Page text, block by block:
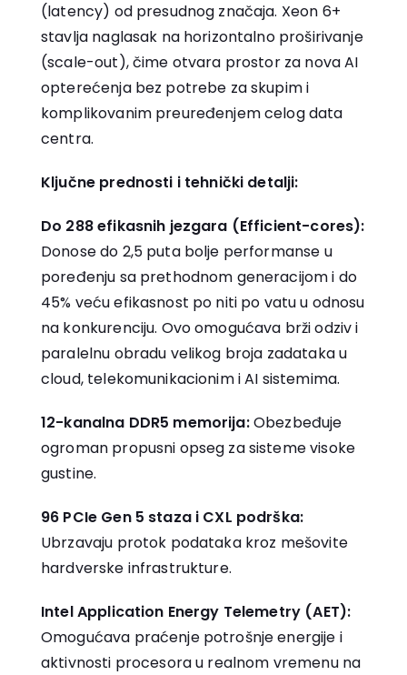
(latency) od presudnog značaja. Xeon 6+
stavlja naglasak na horizontalno proširivanje
(scale-out), čime otvara prostor za nova AI
opterećenja bez potrebe za skupim i
komplikovanim preuređenjem celog data
centra.
Ključne prednosti i tehnički detalji:
Do 288 efikasnih jezgara (Efficient-cores):
Donose do 2,5 puta bolje performanse u
poređenju sa prethodnom generacijom i do
45% veću efikasnost po niti po vatu u odnosu
na konkurenciju. Ovo omogućava brži odziv i
paralelnu obradu velikog broja zadataka u
cloud, telekomunikacionim i AI sistemima.
12-kanalna DDR5 memorija:Obezbeđuje
ogroman propusni opseg za sisteme visoke
gustine.
96 PCIe Gen 5 staza i CXL podrška:
Ubrzavaju protok podataka kroz mešovite
hardverske infrastrukture.
Intel Application Energy Telemetry (AET):
Omogućava praćenje potrošnje energije i
aktivnosti procesora u realnom vremenu na